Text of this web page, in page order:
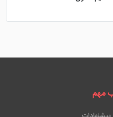
فاصله بسیار نزدیکی به مرکز
و رزرو هتل خارجیمهم